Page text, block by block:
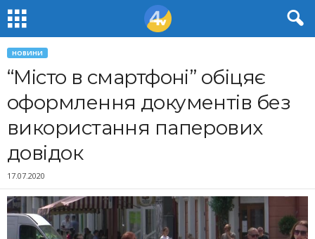
НОВИНИ
“Місто в смартфоні” обіцяє
оформлення документів без
використання паперових
довідок
17.07.2020